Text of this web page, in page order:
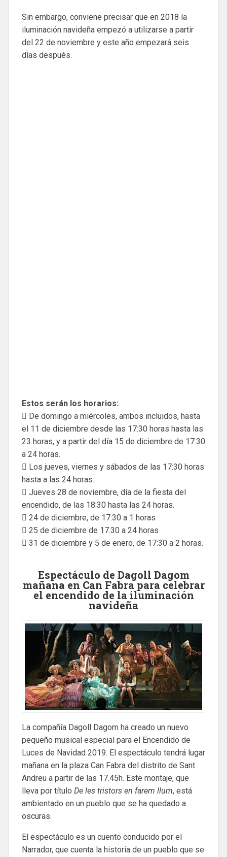
Sin embargo, conviene precisar que en 2018 la
iluminación navideña empezó a utilizarse a partir
del 22 de noviembre y este año empezará seis
días después.
Estos serán los horarios:
 De domingo a miércoles, ambos incluidos, hasta
el 11 de diciembre desde las 17:30 horas hasta las
23 horas, y a partir del día 15 de diciembre de 17:30
a 24 horas.
 Los jueves, viernes y sábados de las 17:30 horas
hasta a las 24 horas.
 Jueves 28 de noviembre, día de la fiesta del
encendido, de las 18:30 hasta las 24 horas.
 24 de diciembre, de 17:30 a 1 horas
 25 de diciembre de 17.30 a 24 horas
 31 de diciembre y 5 de enero, de 17:30 a 2 horas.
Espectáculo de Dagoll Dagom
mañana en Can Fabra para celebrar
el encendido de la iluminación
navideña
La compañía Dagoll Dagom ha creado un nuevo
pequeño musical especial para el Encendido de
Luces de Navidad 2019. El espectáculo tendrá lugar
mañana en la plaza Can Fabra del distrito de Sant
Andreu a partir de las 17.45h. Este montaje, que
lleva por título De les tristors en farem llum, está
ambientado en un pueblo que se ha quedado a
oscuras.
El espectáculo es un cuento conducido por el
Narrador, que cuenta la historia de un pueblo que se